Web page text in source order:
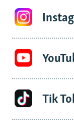
Tik